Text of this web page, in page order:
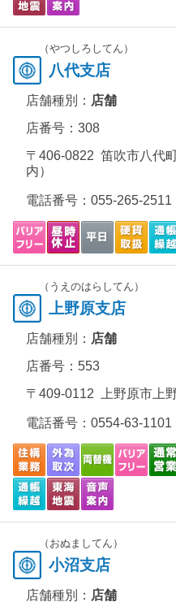
（やつしろしてん）
八代支店
店舗種別： 店舗
店番号：308
〒406-0822 笛吹市八代
内）
電話番号： 055-265-2511
（うえのはらしてん）
上野原支店
店舗種別： 店舗
店番号：553
〒409-0112 上野原市上
電話番号： 0554-63-1101
（おぬましてん）
小沼支店
店舗種別： 店舗